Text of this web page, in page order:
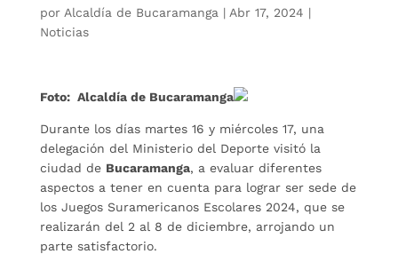
por Alcaldía de Bucaramanga | Abr 17, 2024 |
Noticias
Foto: Alcaldía de Bucaramanga
Durante los días martes 16 y miércoles 17, una
delegación del Ministerio del Deporte visitó la
ciudad de Bucaramanga, a evaluar diferentes
aspectos a tener en cuenta para lograr ser sede de
los Juegos Suramericanos Escolares 2024, que se
realizarán del 2 al 8 de diciembre, arrojando un
parte satisfactorio.